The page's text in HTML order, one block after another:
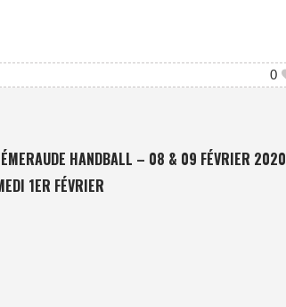
0
HANDBALL – 08 & 09 FÉVRIER 2020
1ER FÉVRIER